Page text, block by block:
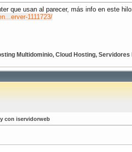
que usan al parecer, más info en este
1111723/
Multidominio, Cloud Hosting,
con iservidorweb